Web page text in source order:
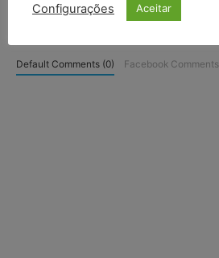
Default Comments (0) Facebook Comments
Configurações Aceitar